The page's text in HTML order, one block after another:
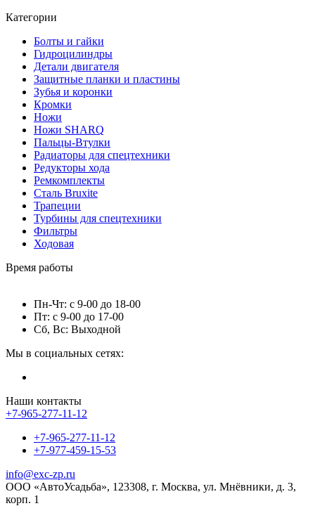
Категории
Болты и гайки
Гидроцилиндры
Детали двигателя
Защитные планки и пластины
Зубья и коронки
Кромки
Ножи
Ножи SHARQ
Пальцы-Втулки
Радиаторы для спецтехники
Редукторы хода
Ремкомплекты
Сталь Bruxite
Трапеции
Турбины для спецтехники
Фильтры
Ходовая
Время работы
Пн-Чт: с 9-00 до 18-00
Пт: с 9-00 до 17-00
Сб, Вс: Выходной
Мы в социальных сетях:
Наши контакты
+7-965-277-11-12
+7-965-277-11-12
+7-977-459-15-53
info@exc-zp.ru
ООО «АвтоУсадьба», 123308, г. Москва, ул. Мнёвники, д. 3,
корп. 1